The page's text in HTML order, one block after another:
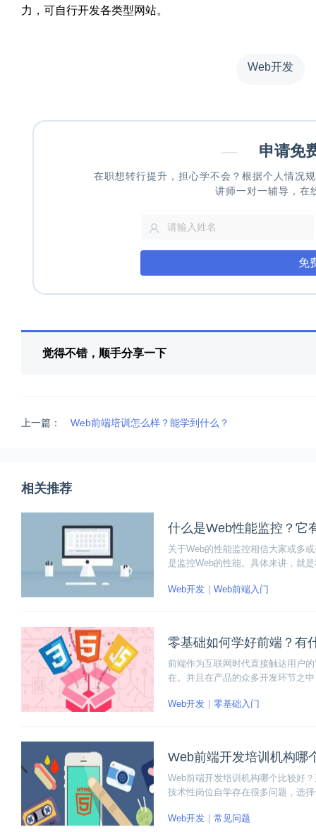
力，可自行开发各类型网站。
Web开发
— 申请免
在职想转行提升，担心学不会？根据个人情况
讲师一对一辅导，在
免
觉得不错，顺手分享一下
上一篇： Web前端培训怎么样？能学到什么？
相关推荐
什么是Web性能监控？它
关于Web的性能监控相信大家或多
是监控Web的性能。具体来讲，就
下Web性能监控，感兴趣的朋友就
Web开发 Web前端入门
零基础如何学好前端？有
前端作为互联网时代直接触达用户
在。并且在产品的众多开发环节之
问题，下面一起来看看吧！
Web开发 零基础入门
Web前端开发培训机构哪
Web前端开发培训机构哪个比较好
技术性岗位自学存在很多问题，选
Web开发
常见问题